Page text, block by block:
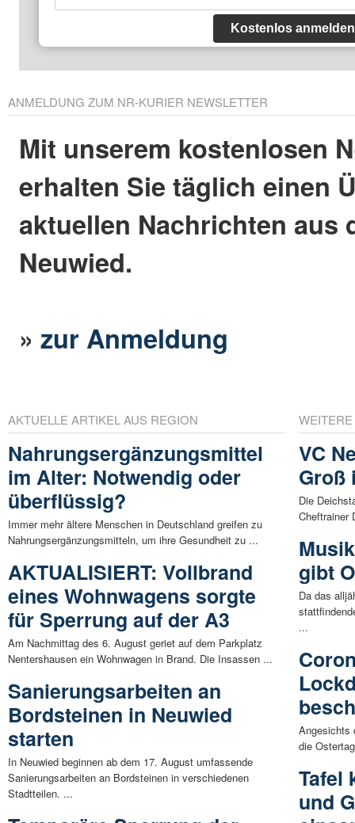
Kostenlos anmelden
ANMELDUNG ZUM NR-KURIER NEWSLETTER
Mit unserem kostenlosen
erhalten Sie täglich einen
aktuellen Nachrichten aus
Neuwied.
»zur Anmeldung
AKTUELLE ARTIKEL AUS REGION
Nahrungsergänzungsmittel
im Alter: Notwendig oder
überflüssig?
Immer mehr ältere Menschen in Deutschland greifen zu
Nahrungsergänzungsmitteln, um ihre Gesundheit zu ...
AKTUALISIERT: Vollbrand
eines Wohnwagens sorgte
für Sperrung auf der A3
Am Nachmittag des 6. August geriet auf dem Parkplatz
Nentershausen ein Wohnwagen in Brand. Die Insassen ...
Sanierungsarbeiten an
Bordsteinen in Neuwied
starten
In Neuwied beginnen ab dem 17. August umfassende
Sanierungsarbeiten an Bordsteinen in verschiedenen
Stadtteilen. ...
VC
Groß
Die
Cheftrainer
gibt
Da das
...
Angesichts
die
Tafel
und